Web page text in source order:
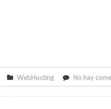
WebHosting No hay